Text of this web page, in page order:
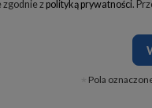
zgodnie z polityką prywatności.
Pola